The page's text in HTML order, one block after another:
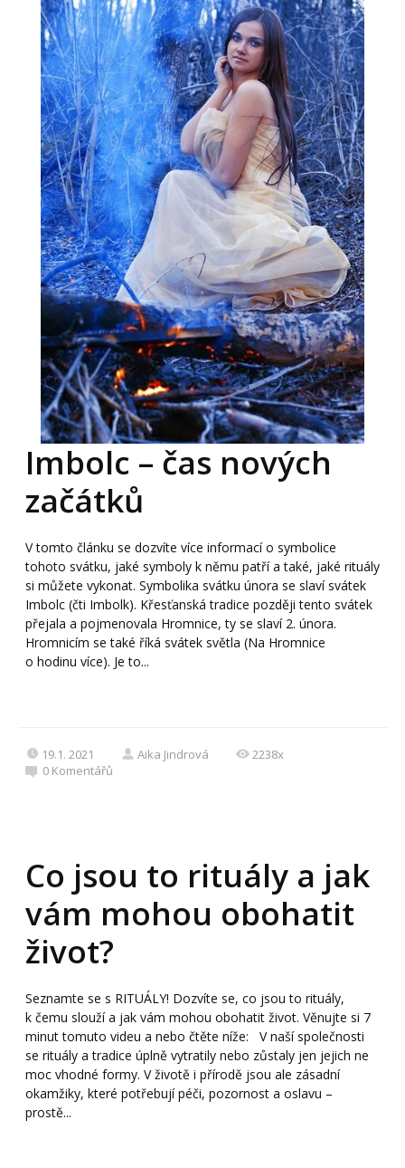
Imbolc – čas nových
začátků
V tomto článku se dozvíte více informací o symbolice
tohoto svátku, jaké symboly k němu patří a také, jaké rituály
si můžete vykonat. Symbolika svátku února se slaví svátek
Imbolc (čti Imbolk). Křesťanská tradice později tento svátek
přejala a pojmenovala Hromnice, ty se slaví 2. února.
Hromnicím se také říká svátek světla (Na Hromnice
o hodinu více). Je to...
19.1. 2021 Aika Jindrová
2238x
0 Komentářů
Co jsou to rituály a jak
vám mohou obohatit
život?
Seznamte se s RITUÁLY! Dozvíte se, co jsou to rituály,
k čemu slouží a jak vám mohou obohatit život. Věnujte si 7
minut tomuto videu a nebo čtěte níže: V naší společnosti
se rituály a tradice úplně vytratily nebo zůstaly jen jejich ne
moc vhodné formy. V životě i přírodě jsou ale zásadní
okamžiky, které potřebují péči, pozornost a oslavu –
prostě...